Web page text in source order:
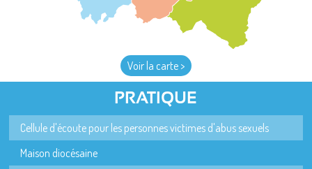
Voir la carte >
PRATIQUE
Cellule d'écoute pour les personnes victimes d'abus sexuels
Maison diocésaine